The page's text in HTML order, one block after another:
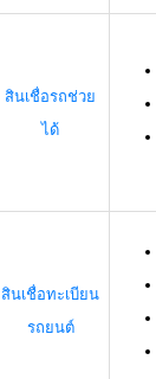
สินเชื่อรถช่วย
ได้
สินเชื่อทะเบียน
รถยนต์